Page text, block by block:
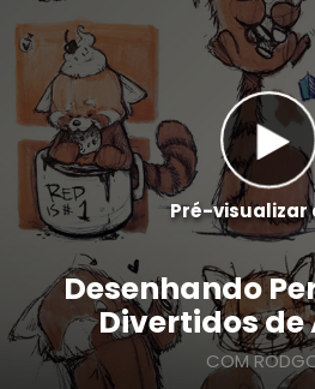
Sobre nós
Entrar
Português
Pré-visualizar
Desenhando
Divertidos de
COM